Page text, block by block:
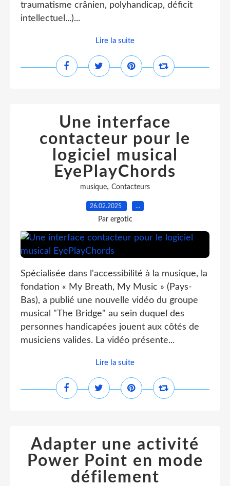
traumatisme crânien, polyhandicap, déficit
intellectuel...)...
Lire la suite
Une interface
contacteur pour le
logiciel musical
EyePlayChords
musique, Contacteurs
26.02.2025 …
Par ergotic
Spécialisée dans l'accessibilité à la musique, la
fondation « My Breath, My Music » (Pays-
Bas), a publié une nouvelle vidéo du groupe
musical "The Bridge" au sein duquel des
personnes handicapées jouent aux côtés de
musiciens valides. La vidéo présente...
Lire la suite
Adapter une activité
Power Point en mode
défilement